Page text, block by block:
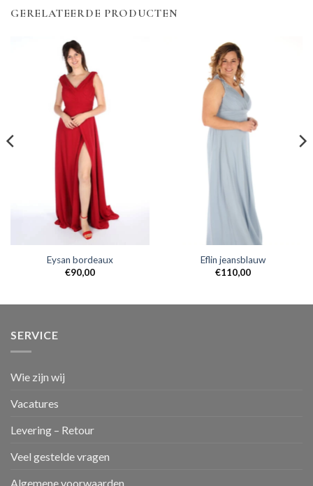
GERELATEERDE PRODUCTEN
Eysan bordeaux
€90,00
Eflin jeansblauw
€110,00
SERVICE
Wie zijn wij
Vacatures
Levering – Retour
Veel gestelde vragen
Algemene voorwaarden